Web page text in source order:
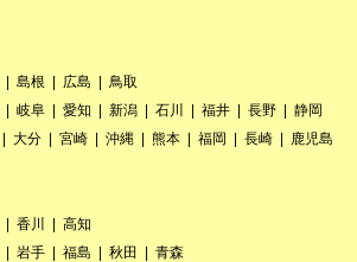
島根 広島
鳥取
岐阜 愛知 新潟 石川 福井 長野
静岡
大分 宮崎 沖縄 熊本 福岡 長崎
鹿児島
香川
高知
岩手 福島 秋田
青森